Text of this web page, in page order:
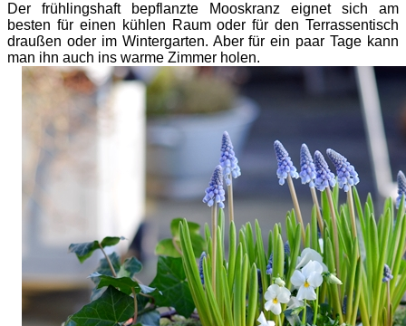
Der frühlingshaft bepflanzte Mooskranz eignet sich am
besten für einen kühlen Raum oder für den Terrassentisch
draußen oder im Wintergarten. Aber für ein paar Tage kann
man ihn auch ins warme Zimmer holen.